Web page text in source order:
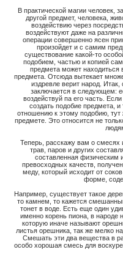
В практической магии человек,
другой предмет, человека,
воздействию через
воздействуют даже на
операции совершенно ясен
произойдет и с самим
существование какой-то
подобием, частью и копией
предмета может находиться
предмета. Отсюда вытекает
издревле верит народ. Итак,
заключается в следующем:
воздействуй па его часть.
создать подобие предмета,
отношению к этому подобию,
предмете. Это относится не
Теперь, расскажу вам о смесях
трав, паров и других
составленная
превосходных качеств,
меду, который исходит от
форме,
Например, существует такое
то камнем, то кажется
тонет в воде. Есть еще один
именно корень пиона, в народе
которую иначе называют
листья орешника, так же мелко
Смешать эти два вещества в
особо хорошая смесь для